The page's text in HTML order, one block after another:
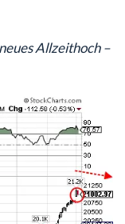
Allzeithoch –